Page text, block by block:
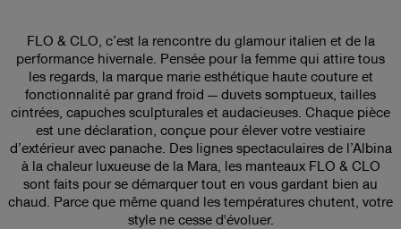
FLO & CLO, c’est la rencontre du glamour italien et de la
performance hivernale. Pensée pour la femme qui attire tous
les regards, la marque marie esthétique haute couture et
fonctionnalité par grand froid — duvets somptueux, tailles
cintrées, capuches sculpturales et audacieuses. Chaque pièce
est une déclaration, conçue pour élever votre vestiaire
d’extérieur avec panache. Des lignes spectaculaires de l’Albina
à la chaleur luxueuse de la Mara, les manteaux FLO & CLO
sont faits pour se démarquer tout en vous gardant bien au
chaud. Parce que même quand les températures chutent, votre
style ne cesse d'évoluer.